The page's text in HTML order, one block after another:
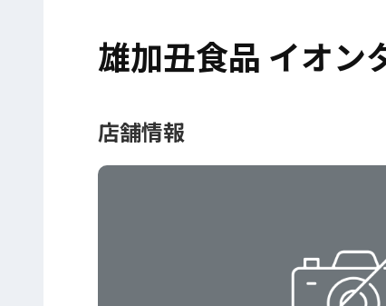
雄加丑食品 イオン
店舗情報